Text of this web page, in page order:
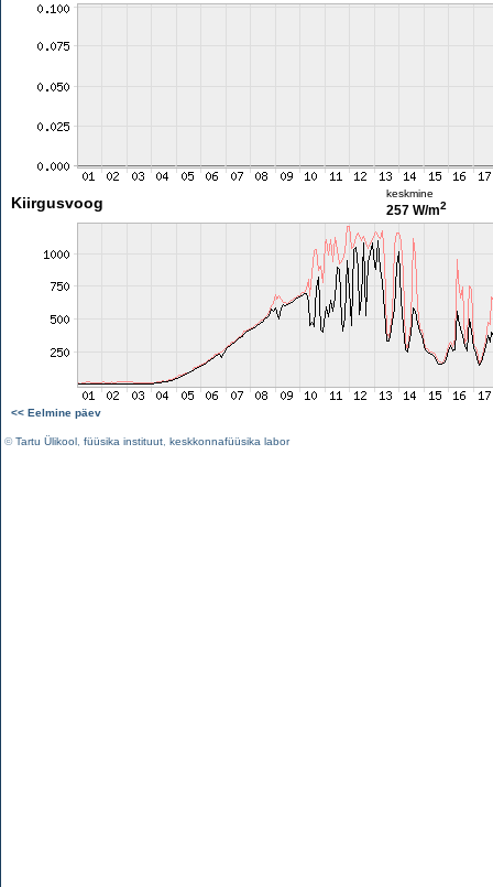
Kiirgusvoog
keskmine
257 W/m2
<< Eelmine päev
©Tartu Ülikool füüsika instituut keskkonnafüüsika labor